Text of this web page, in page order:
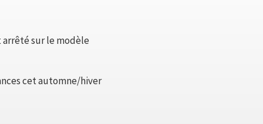
sur le modèle
cet automne/hiver